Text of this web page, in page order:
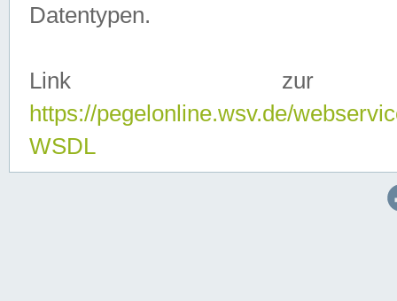
Datentypen.
Link zur
https://pegelonline.wsv.de/
WSDL